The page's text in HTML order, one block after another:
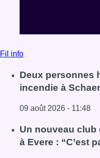
Fil info
Deux personnes
incendie à
09 août 2026 - 11:48
Lire l'article Deux
Un nouveau club
à Evere : “C’est